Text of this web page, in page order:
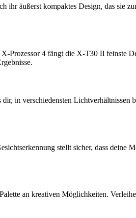
äußerst kompaktes Design, das sie
Prozessor 4 fängt die X-T30 II feinste
in verschiedensten
stellt sicher, dass
an kreativen Möglichkeiten.